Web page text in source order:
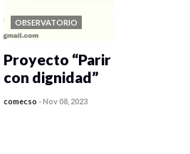
OBSERVATORIO
Proyecto “Parir
con dignidad”
comecso -Nov 08, 2023